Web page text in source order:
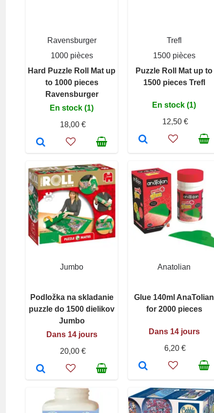
Ravensburger
1000 pièces
Hard Puzzle Roll Mat up
to 1000 pieces
Ravensburger
En stock (1)
18,00 €
Trefl
1500 pièces
Puzzle Roll Mat up to
1500 pieces Trefl
En stock (1)
12,50 €
Jumbo
Podložka na skladanie
puzzle do 1500 dielikov
Jumbo
Dans 14 jours
20,00 €
Anatolian
Glue 140ml AnaTolian
for 2000 pieces
Dans 14 jours
6,20 €